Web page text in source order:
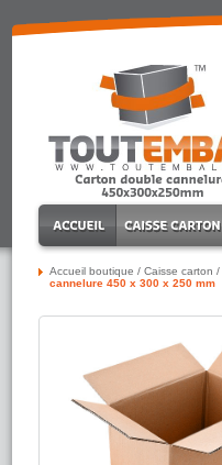
Accueil boutique / Caisse carton /
cannelure 450 x 300 x 250 mm